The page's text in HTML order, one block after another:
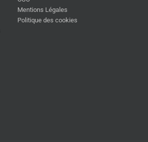
Mentions Légales
Politique des cookies